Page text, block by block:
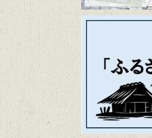
2026/06/04
2026/06/01